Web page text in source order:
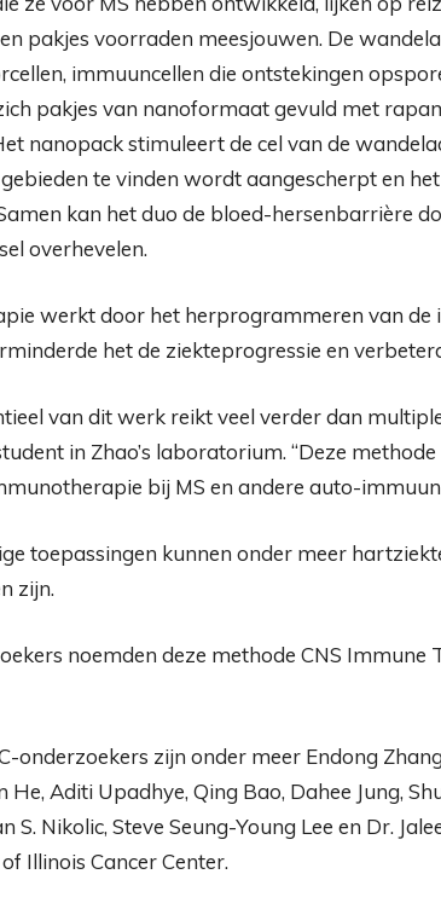
pakjes voorraden meesjouwen. De
immuuncellen die ontstekingen
pakjes van nanoformaat gevuld met
nanopack stimuleert de cel van de
te vinden wordt aangescherpt en
kan het duo de bloed-hersenbarrière
overhevelen.
werkt door het herprogrammeren van de
het de ziekteprogressie en
van dit werk reikt veel verder dan
in Zhao’s laboratorium. “Deze
bij MS en andere auto-
toepassingen kunnen onder meer
zijn.
noemden deze methode CNS Immune
onderzoekers zijn onder meer Endong
He, Aditi Upadhye, Qing Bao, Dahee Jung,
S. Nikolic, Steve Seung-Young Lee en Dr.
Illinois Cancer Center.